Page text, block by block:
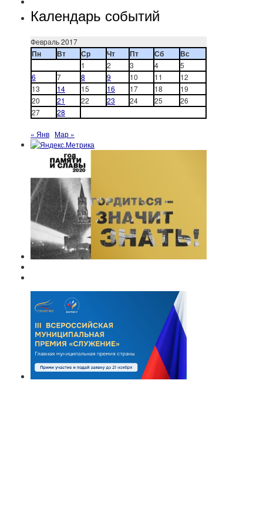
Календарь событий
Февраль 2017
Пн Вт Ср Чт Пт Сб Вс
1 2 3 4
5
6
7 8 9 10 11
12
13
14 15 16 17 18
19
20
21 22 23 24 25
26
27
28
« Янв Мар »